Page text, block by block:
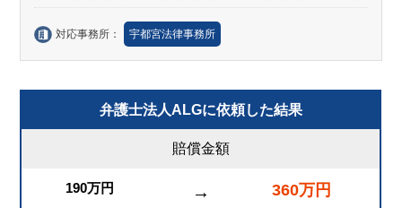
対応事務所： 宇都宮法律事務所
弁護士法人ALGに依頼した結果
賠償金額
190万円 → 360万円